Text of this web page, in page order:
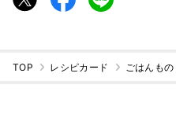
TOP レシピカード ごはんもの